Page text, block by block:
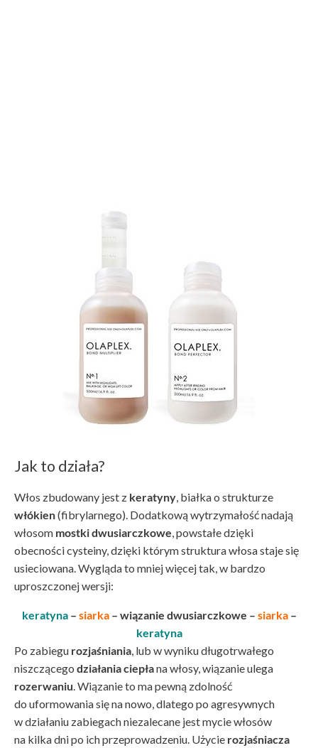
Jak to działa?
Włos zbudowany jest z keratyny, białka o strukturze
włókien(fibrylarnego). Dodatkową wytrzymałość nadają
włosom mostki dwusiarczkowe, powstałe dzięki
obecności cysteiny, dzięki którym struktura włosa staje się
usieciowana. Wygląda to mniej więcej tak, w bardzo
uproszczonej wersji:
keratyna– siarka– wiązanie dwusiarczkowe – siarka–
keratyna
Po zabiegu rozjaśniania, lub w wyniku długotrwałego
niszczącego działania ciepłana włosy, wiązanie ulega
rozerwaniu. Wiązanie to ma pewną zdolność
do uformowania się na nowo, dlatego po agresywnych
w działaniu zabiegach niezalecane jest mycie włosów
na kilka dni po ich przeprowadzeniu. Użycie rozjaśniacza